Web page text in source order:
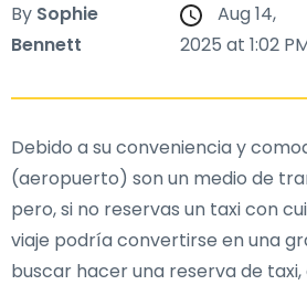
By Sophie
Bennett
Aug 14,
2025 at 1:02
Debido a su conveniencia y
(aeropuerto) son un medio de
pero, si no reservas un taxi con
viaje podría convertirse en una
buscar hacer una reserva de